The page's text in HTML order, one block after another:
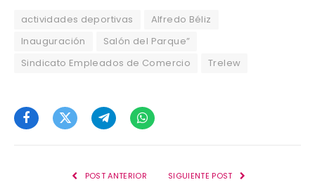
actividades deportivas
Alfredo Béliz
Inauguración
Salón del Parque”
Sindicato Empleados de Comercio
Trelew
FacebookTwitterTelegramWhatsApp
POST ANTERIOR SIGUIENTE POST